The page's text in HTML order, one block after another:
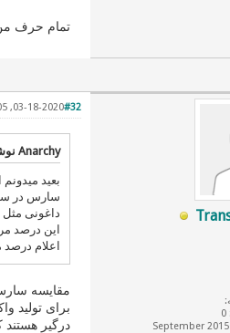
تمام حرف
#32
03-18-2020, 08:05 AM
Anarchy نوشته:
بعید
داغونی مثل
این درصد
اعلام
مقایسه
برای تولید
درگیر